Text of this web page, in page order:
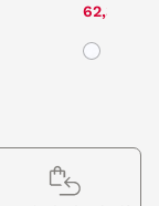
62,30 €